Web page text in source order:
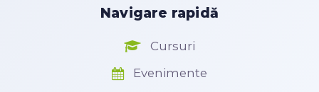
Navigare rapidă
Cursuri
Evenimente